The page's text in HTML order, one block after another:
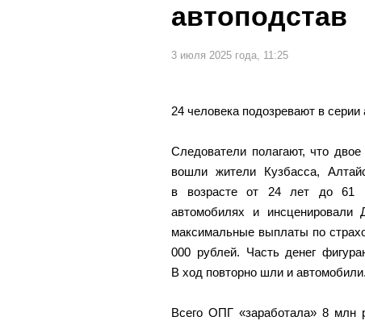
автоподстав
3 июля 2025 года, 11:25
24 человека подозревают в
Следователи полагают, что
вошли жители Кузбасса,
в возрасте от 24 лет до 61
автомобилях и
максимальные выплаты по
000 рублей. Часть денег
В ход повторно шли и автомобили.
Всего ОПГ «заработала» 8 млн